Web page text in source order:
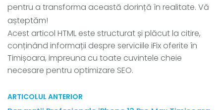
pentru a transforma această dorință în realitate. Vă
așteptăm!
Acest articol HTML este structurat și plăcut la citire,
conținând informații despre serviciile iFix oferite în
Timișoara, impreuna cu toate cuvintele cheie
necesare pentru optimizare SEO.
ARTICOLUL ANTERIOR